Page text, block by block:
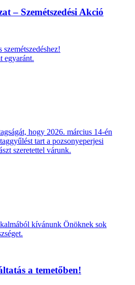
– Szemétszedési Akció
egyaránt.
hogy 2026. március 14-én
tart a pozsonyeperjesi
szeretettel várunk.
kívánunk Önöknek sok
a temetőben!